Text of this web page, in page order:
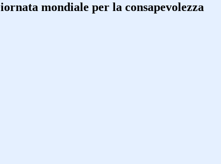
mondiale per la consapevolezza